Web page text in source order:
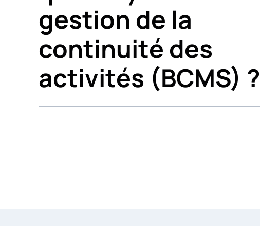
gestion de la
continuité des
activités (BCMS) ?